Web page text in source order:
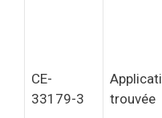
CE-
33179-3
trouvée